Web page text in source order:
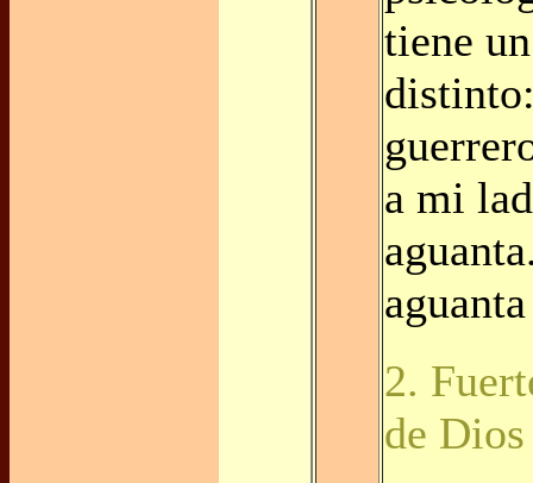
tiene
a mi
2.
de Dios